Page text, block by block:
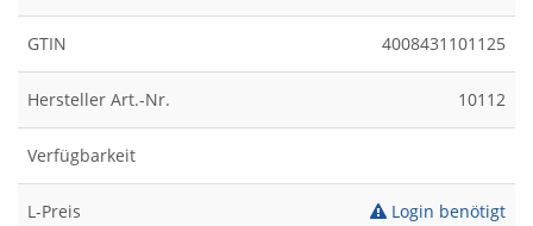
GTIN 4008431101125
Hersteller Art.-Nr. 10112
Verfügbarkeit
L-Preis Login benötigt